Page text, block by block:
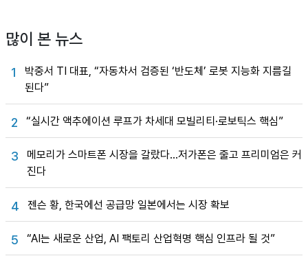
많이 본 뉴스
1
박중서 TI 대표, “자동차서 검증된 ‘반도체’ 로봇 지능화 지름길
된다”
2 “실시간 액추에이션 루프가 차세대 모빌리티·로보틱스 핵심”
3
메모리가 스마트폰 시장을 갈랐다…저가폰은 줄고 프리미엄은 커
진다
4 젠슨 황, 한국에선 공급망 일본에서는 시장 확보
5 “AI는 새로운 산업, AI 팩토리 산업혁명 핵심 인프라 될 것”